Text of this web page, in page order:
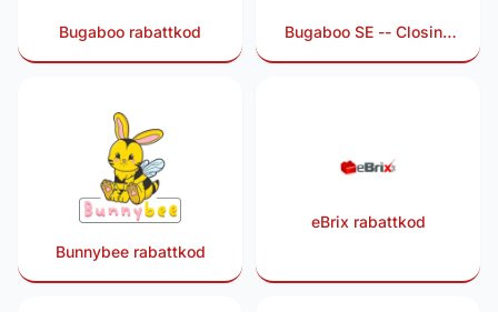
Bugaboo rabattkod
Bugaboo SE -- Closing
Bunnybee rabattkod
eBrix rabattkod